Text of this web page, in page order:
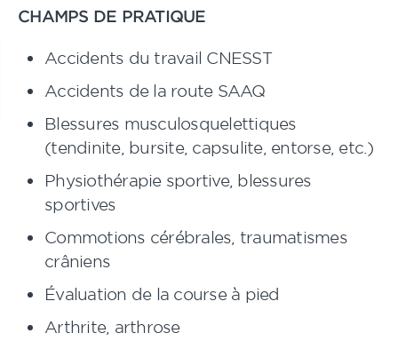
CHAMPS DE PRATIQUE
Accidents du travail CNESST
Accidents de la route SAAQ
Blessures musculosquelettiques
(tendinite, bursite, capsulite, entorse, etc.)
Physiothérapie sportive, blessures
sportives
Commotions cérébrales, traumatismes
crâniens
Évaluation de la course à pied
Arthrite, arthrose